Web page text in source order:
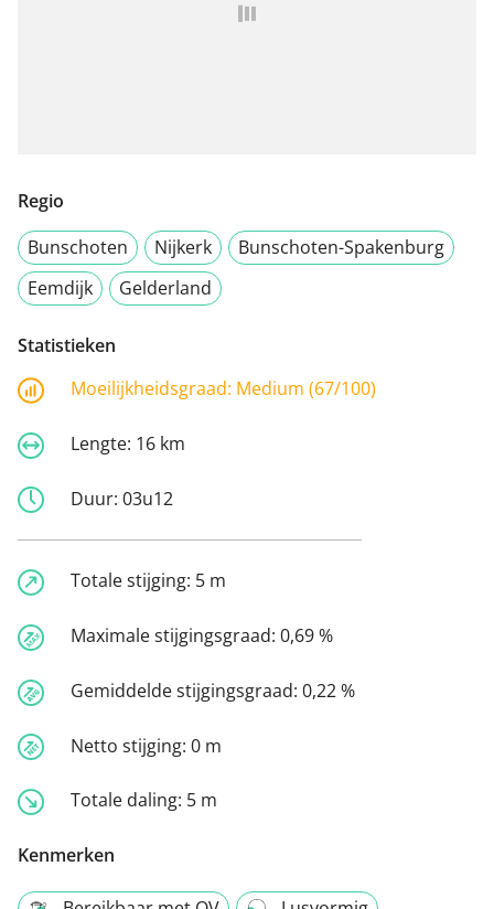
Regio
Bunschoten
Nijkerk
Bunschoten-Spakenburg
Eemdijk
Gelderland
Statistieken
Moeilijkheidsgraad: Medium (67/100)
Lengte: 16 km
Duur: 03u12
Totale stijging: 5 m
Maximale stijgingsgraad: 0,69 %
Gemiddelde stijgingsgraad: 0,22 %
Netto stijging: 0 m
Totale daling: 5 m
Kenmerken